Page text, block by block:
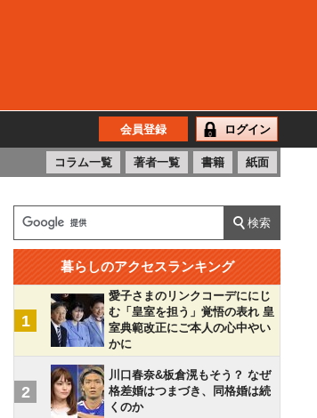
会員登録 ログイン
コラム一覧 著者一覧 書籍 紙面
暮らしのアクセスランキング
1
愛子さまのリンクコーデににじ
む「皇室を担う」覚悟の表れ 皇
室典範改正にご本人の心中やい
かに
2
川口春奈&板倉滉もそう？ なぜ
格差婚はつまづき、同格婚は続
くのか